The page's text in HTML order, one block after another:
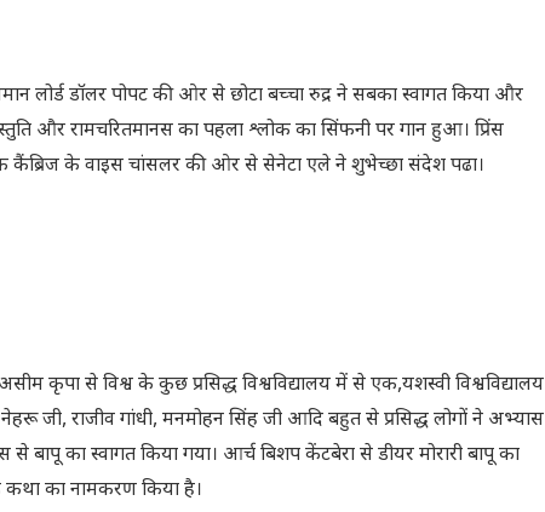
लोर्ड डॉलर पोपट की ओर से छोटा बच्चा रुद्र ने सबका स्वागत किया और
और रामचरितमानस का पहला श्लोक का सिंफनी पर गान हुआ। प्रिंस
के वाइस चांसलर की ओर से सेनेटा एले ने शुभेच्छा संदेश पढा।
कृपा से विश्व के कुछ प्रसिद्ध विश्वविद्यालय में से एक,यशस्वी विश्वविद्यालय
जी, राजीव गांधी, मनमोहन सिंह जी आदि बहुत से प्रसिद्ध लोगों ने अभ्यास
बापू का स्वागत किया गया। आर्च बिशप केंटबेरा से डीयर मोरारी बापू का
कथा का नामकरण किया है।